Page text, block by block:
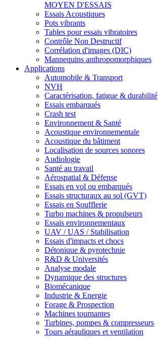
MOYEN D'ESSAIS
Essais Acoustiques
Pots vibrants
Tables pour essais vibratoires
Contrôle Non Destructif
Corrélation d'images (DIC)
Mannequins anthropomorphiques
Applications
Automobile & Transport
NVH
Caractérisation, fatigue & durabilité
Essais embarqués
Crash test
Environnement & Santé
Acoustique environnementale
Acoustique du bâtiment
Localisation de sources sonores
Audiologie
Santé au travail
Aérospatial & Défense
Essais en vol ou embarqués
Essais structuraux au sol (GVT)
Essais en Soufflerie
Turbo machines & propulseurs
Essais environnementaux
UAV / UAS / Stabilisation
Essais d'impacts et chocs
Détonique & pyrotechnie
R&D & Universités
Analyse modale
Dynamique des structures
Biomécanique
Industrie & Energie
Forage & Prospection
Machines tournantes
Turbines, pompes & compresseurs
Tours aérauliques et ventilation